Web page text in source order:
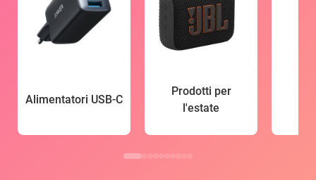
Alimentatori USB-C
Prodotti per
l'estate